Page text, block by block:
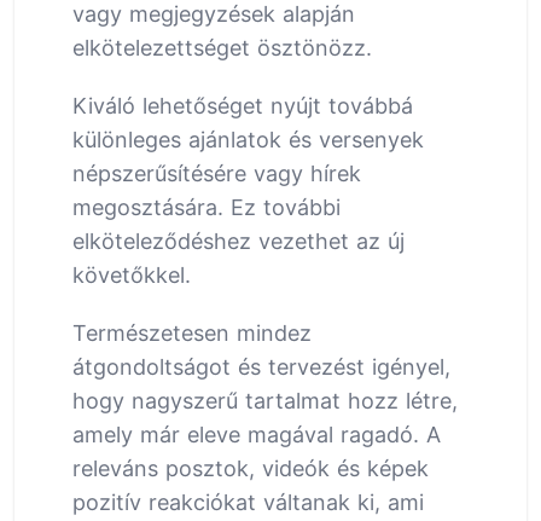
vagy megjegyzések alapján
elkötelezettséget ösztönözz.
Kiváló lehetőséget nyújt továbbá
különleges ajánlatok és versenyek
népszerűsítésére vagy hírek
megosztására. Ez további
elköteleződéshez vezethet az új
követőkkel.
Természetesen mindez
átgondoltságot és tervezést igényel,
hogy nagyszerű tartalmat hozz létre,
amely már eleve magával ragadó. A
releváns posztok, videók és képek
pozitív reakciókat váltanak ki, ami